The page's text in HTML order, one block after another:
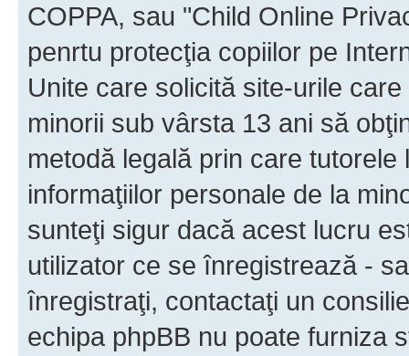
COPPA, sau "Child Online
penrtu protecţia copiilor pe
Unite care solicită site-urile
minorii sub vârsta 13 ani să
metodă legală prin care
informaţiilor personale de la
sunteţi sigur dacă acest lucru
utilizator ce se înregistrează -
înregistraţi, contactaţi un
echipa phpBB nu poate furniza